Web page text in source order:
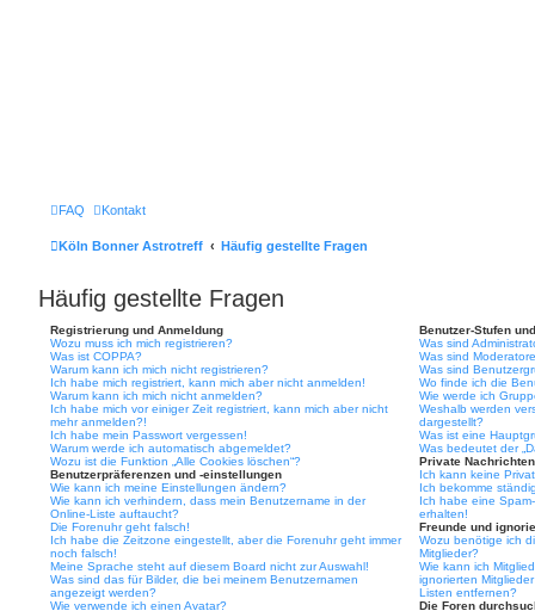
FAQ Kontakt
Köln Bonner Astrotreff Häufig gestellte Fragen
Häufig gestellte Fragen
Registrierung und Anmeldung
Wozu muss ich mich registrieren?
Was ist COPPA?
Warum kann ich mich nicht registrieren?
Ich habe mich registriert, kann mich aber nicht anmelden!
Warum kann ich mich nicht anmelden?
Ich habe mich vor einiger Zeit registriert, kann mich aber nicht
mehr anmelden?!
Ich habe mein Passwort vergessen!
Warum werde ich automatisch abgemeldet?
Wozu ist die Funktion „Alle Cookies löschen“?
Benutzerpräferenzen und -einstellungen
Wie kann ich meine Einstellungen ändern?
Wie kann ich verhindern, dass mein Benutzername in der
Online-Liste auftaucht?
Die Forenuhr geht falsch!
Ich habe die Zeitzone eingestellt, aber die Forenuhr geht immer
noch falsch!
Meine Sprache steht auf diesem Board nicht zur Auswahl!
Was sind das für Bilder, die bei meinem Benutzernamen
angezeigt werden?
Wie verwende ich einen Avatar?
Benutzer-Stufen
Was sind
Was sind
Was sind
Wo finde ich die
Wie werde ich
Weshalb werden
dargestellt?
Was ist eine
Was bedeutet der
Private Nachrichten
Ich kann keine
Ich bekomme
Ich habe eine
erhalten!
Freunde und
Wozu benötige ich
Mitglieder?
Wie kann ich
ignorierten
Listen entfernen?
Die Foren